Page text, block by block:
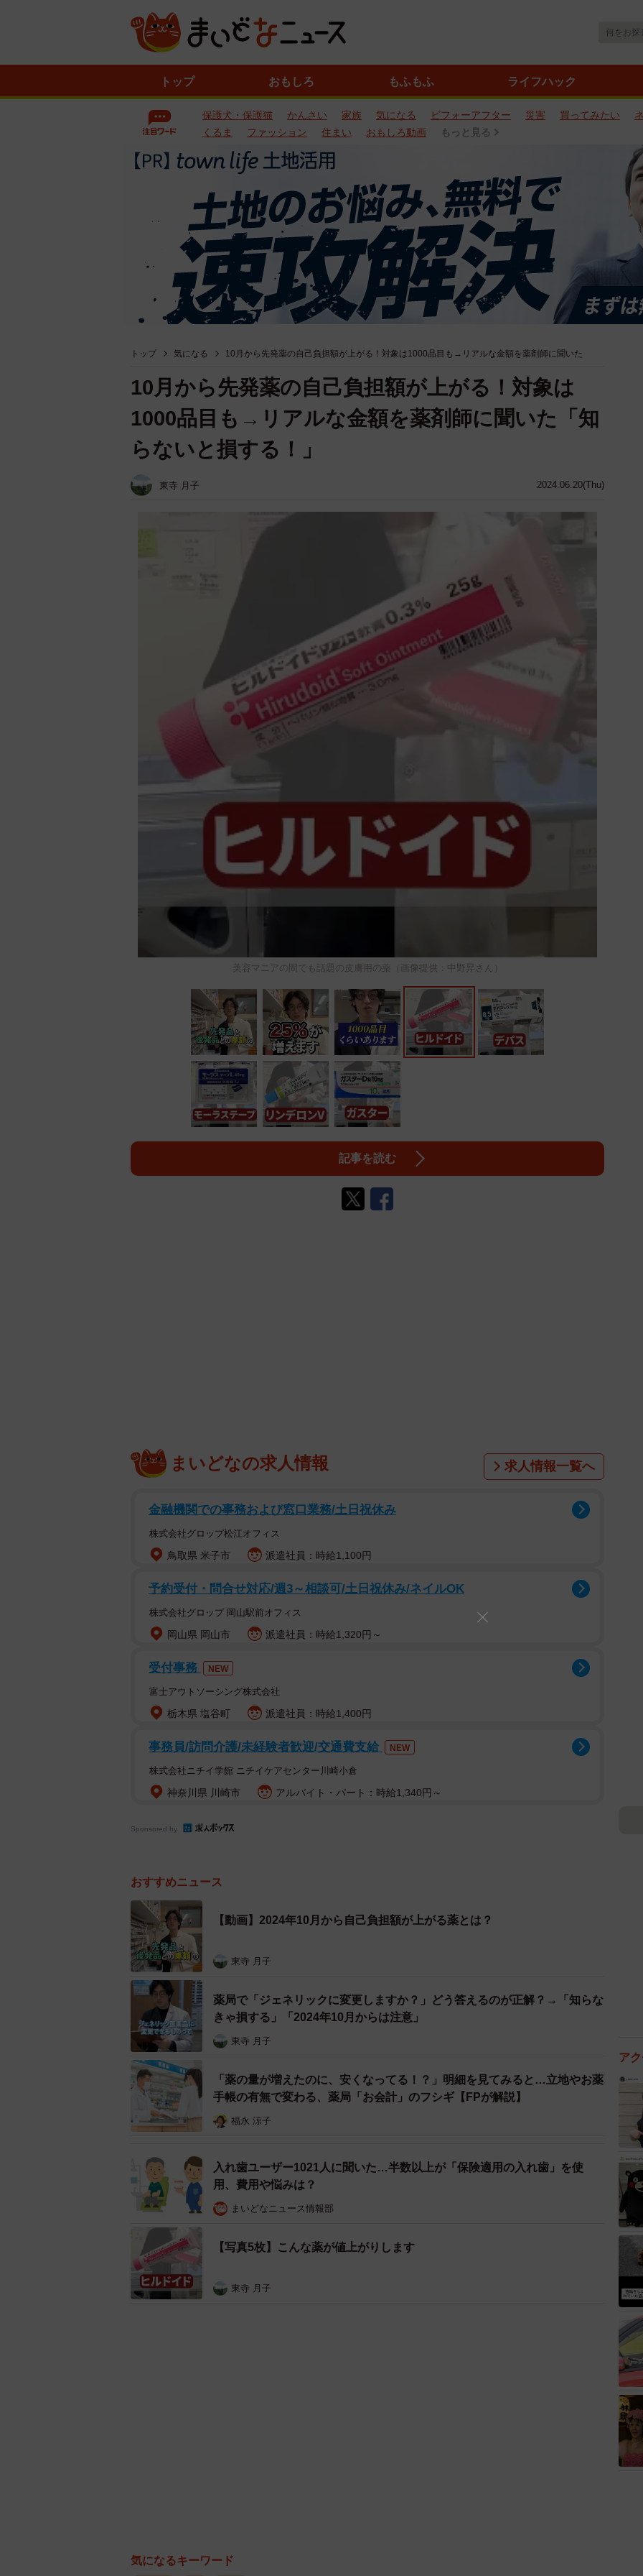
トップ おもしろ もふもふ ライフハック
保護犬・保護猫 かんさい 家族 気になる ビフォーアフター 災害 買ってみたい
くるま
ファッション 住まい おもしろ動画 もっと見る
トップ 気になる 10月から先発薬の自己負担額が上がる！対象は1000品目も→リアルな金額を薬剤師に聞いた
2024.06.20(Thu)
10月から先発薬の自己負担額が上がる！対象は
1000品目も→リアルな金額を薬剤師に聞いた「知
らないと損する！」
東寺 月子
美容マニアの間でも話題の皮膚用の薬（画像提供：中野昇さん）
記事を読む
まいどなの求人情報 求人情報一覧へ
金融機関での事務および窓口業務/土日祝休み
株式会社グロップ松江オフィス
鳥取県 米子市 派遣社員：時給1,100円
予約受付・問合せ対応/週3～相談可/土日祝休み/ネイルOK
株式会社グロップ 岡山駅前オフィス
岡山県 岡山市 派遣社員：時給1,320円～
受付事務 NEW
富士アウトソーシング株式会社
栃木県 塩谷町 派遣社員：時給1,400円
事務員/訪問介護/未経験者歓迎/交通費支給 NEW
株式会社ニチイ学館 ニチイケアセンター川崎小倉
神奈川県 川崎市 アルバイト・パート：時給1,340円～
Sponsored by
おすすめニュース
【動画】2024年10月から自己負担額が上がる薬とは？
東寺 月子
薬局で「ジェネリックに変更しますか？」どう答えるのが正解？→「知らな
きゃ損する」「2024年10月からは注意」
東寺 月子
「薬の量が増えたのに、安くなってる！？」明細を見てみると…立地やお薬
手帳の有無で変わる、薬局「お会計」のフシギ【FPが解説】
福永 涼子
入れ歯ユーザー1021人に聞いた…半数以上が「保険適用の入れ歯」を使
用、費用や悩みは？
まいどなニュース情報部
【写真5枚】こんな薬が値上がりします
東寺 月子
気になるキーワード
ア